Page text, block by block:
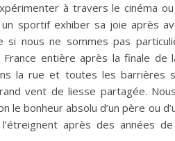
à travers le cinéma
sportif exhiber sa joie après
nous ne sommes pas
entière après la finale de
la rue et toutes les barrières
vent de liesse partagée.
le bonheur absolu d’un père ou
après des années